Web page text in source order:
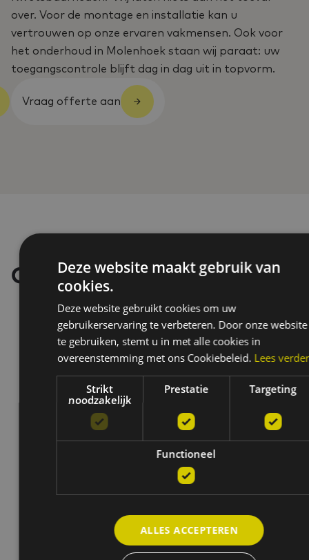
over. Voor de montage en installatie kan u
vertrouwen op onze ervaren vakmensen. Ook voor
het onderhoud in Molenhoek staan wij paraat: uw
toegangscontrole blijft dag in dag uit in topvorm.
Vraag offerte aan
Onze merken
Deze website maakt gebruik van
cookies.
Deze website gebruikt cookies om uw
gebruikerservaring te verbeteren. Door onze website
te gebruiken, stemt u in met alle cookies in
overeenstemming met ons Cookiebeleid. Lees verder
Strikt
noodzakelijk
Prestatie Targeting
Functioneel
ALLES ACCEPTEREN